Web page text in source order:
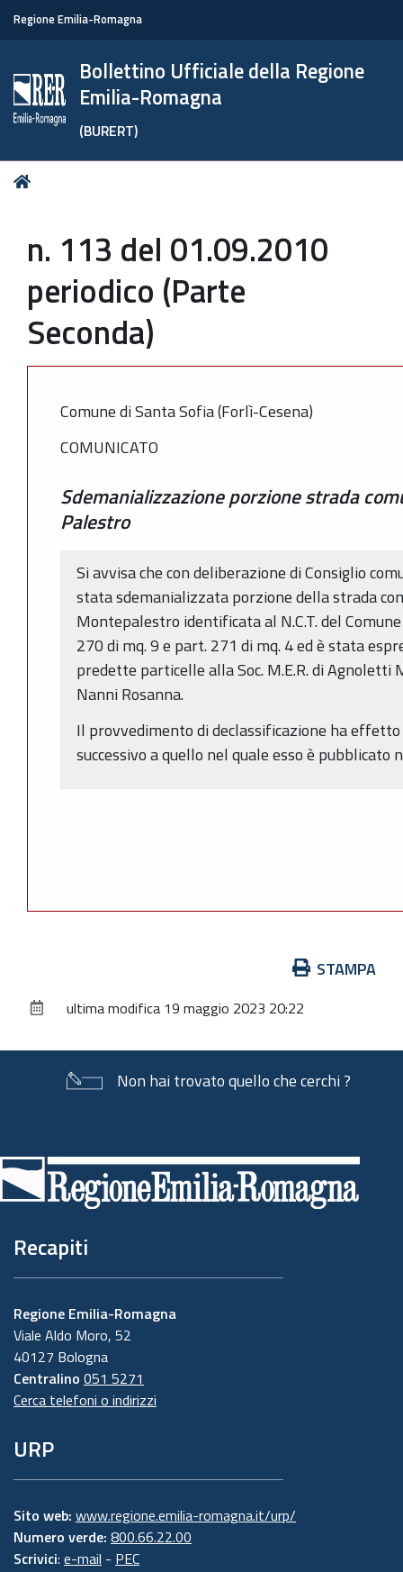
Regione Emilia-Romagna
Bollettino Ufficiale della Regione
Emilia-Romagna
(BURERT)
Tu
n. 113 del 01.09.2010
periodico (Parte
Seconda)
Comune di Santa Sofia (Forlì-Cesena)
COMUNICATO
Sdemanializzazione porzione strada
Palestro
Si avvisa che con deliberazione di Consiglio
stata sdemanializzata porzione della strada
Montepalestro identificata al N.C.T. del
270 di mq. 9 e part. 271 di mq. 4 ed è stata
predette particelle alla Soc. M.E.R. di Agnoletti
Nanni Rosanna.
Il provvedimento di declassificazione ha effetto
successivo a quello nel quale esso è pubblicato
documento
STAMPA
ultima modifica 19 maggio 2023 20:22
Non hai trovato quello che cerchi ?
di
pagina
Recapiti
Regione Emilia-Romagna
Viale Aldo Moro, 52
40127 Bologna
Centralino 051 5271
Cerca telefoni o indirizzi
URP
Sito web: www.regione.emilia-romagna.it/urp/
Numero verde: 800.66.22.00
Scrivici: e-mail - PEC